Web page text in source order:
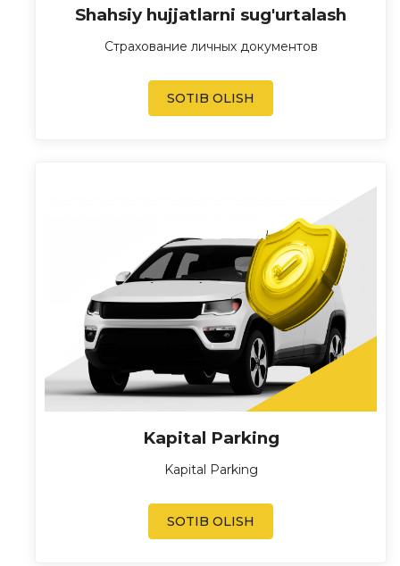
Shahsiy hujjatlarni sug'urtalash
Страхование личных документов
SOTIB OLISH
Kapital Parking
Kapital Parking
SOTIB OLISH